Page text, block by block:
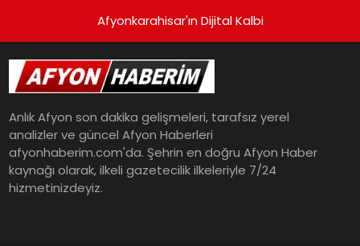
Afyonkarahisar'ın Dijital Kalbi
Anlık Afyon son dakika gelişmeleri, tarafsız yerel
analizler ve güncel Afyon Haberleri
afyonhaberim.com'da. Şehrin en doğru Afyon Haber
kaynağı olarak, ilkeli gazetecilik ilkeleriyle 7/24
hizmetinizdeyiz.